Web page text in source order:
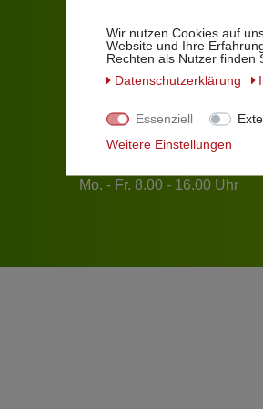
info[at]geniess-bar.de
Johann-Dahlem-Str. 64
63814 Mainaschaff
+49 (0)6021 76355
Mo. - Fr. 8.00 - 16.00 Uhr
Wir nutzen Cookies auf
Website und Ihre
Rechten als Nutzer finden
Daten­schutz­erklärung
Essenziell
Weitere Einstellungen